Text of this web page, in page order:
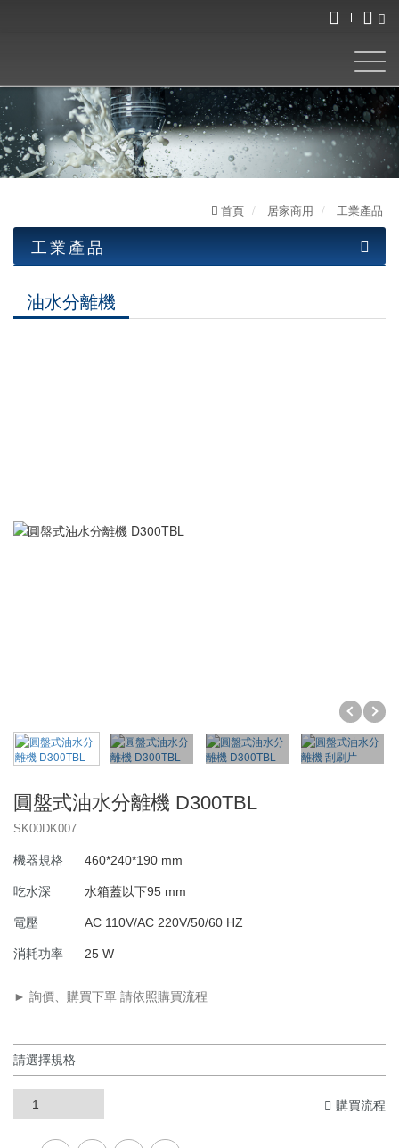
首頁 居家商用 工業產品
工業產品
油水分離機
交流高壓系列
桌上型
超音波熔接代工
分離式脫菜機
商用系列
油水分離機
圓盤式油水分離機 D300TBL
SK00DK007
機器規格 460*240*190 mm
吃水深 水箱蓋以下95 mm
電壓 AC 110V/AC 220V/50/60 HZ
消耗功率 25 W
► 詢價、購買下單 請依照購買流程
購買流程